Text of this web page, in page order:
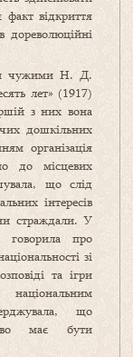
відкриття
дореволюційні
чужими Н. Д.
лет» (1917)
з них вона
дошкільних
організація
до місцевих
що слід
інтересів
страждали. У
говорила про
зі
та ігри
що
має бути